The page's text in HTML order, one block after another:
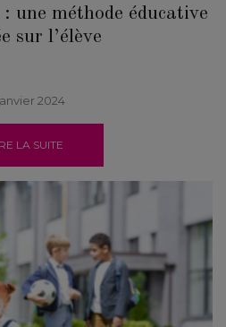
une méthode éducative
sur l’élève
2024
LA SUITE